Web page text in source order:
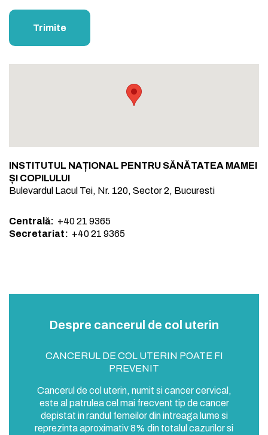
Trimite
INSTITUTUL NAȚIONAL PENTRU SĂNĂTATEA MAMEI
ȘI COPILULUI
Bulevardul Lacul Tei, Nr. 120, Sector 2, Bucuresti
Centrală: +40 21 9365
Secretariat: +40 21 9365
Despre cancerul de col uterin
CANCERUL DE COL UTERIN POATE FI
PREVENIT
Cancerul de col uterin, numit si cancer cervical,
este al patrulea cel mai frecvent tip de cancer
depistat in randul femeilor din intreaga lume si
reprezinta aproximativ 8% din totalul cazurilor si